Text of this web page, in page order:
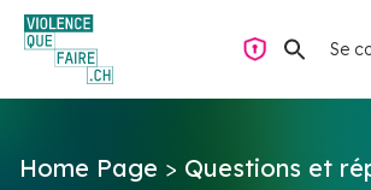
Se
Questions & Réponses
Navigation privée
Home Page > Questions et